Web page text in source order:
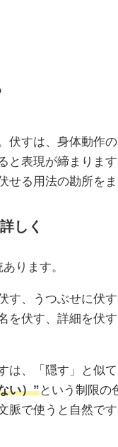
伏すは、身体動作
と表現が締まりま
せる用法の勘所をま
しく
ります。
す、うつぶせに伏
を伏す、詳細を伏
は、「隠す」と似て
い）”という制限の
脈で使うと自然です